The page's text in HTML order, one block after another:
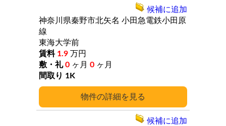
詳細
神奈川県秦野市北矢名 小田急電鉄小田原
線
東海大学前
1.9 万円
0 ヶ月 0 ヶ月
1K
候補に追加
候補に追加